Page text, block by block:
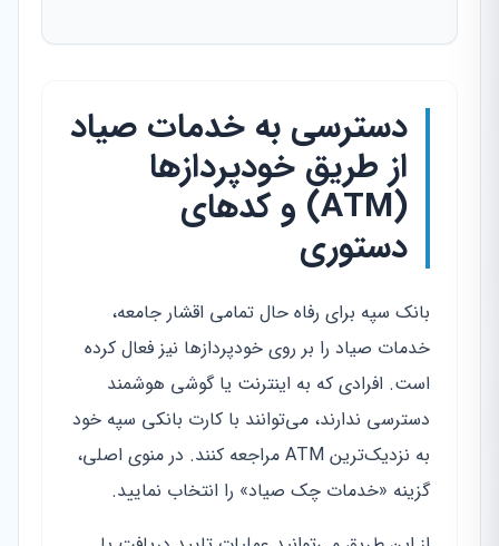
دسترسی به خدمات صیاد
از طریق خودپردازها
(ATM) و کدهای
دستوری
بانک سپه برای رفاه حال تمامی اقشار جامعه،
خدمات صیاد را بر روی خودپردازها نیز فعال کرده
است. افرادی که به اینترنت یا گوشی هوشمند
دسترسی ندارند، می‌توانند با کارت بانکی سپه خود
به نزدیک‌ترین ATM مراجعه کنند. در منوی اصلی،
گزینه «خدمات چک صیاد» را انتخاب نمایید.